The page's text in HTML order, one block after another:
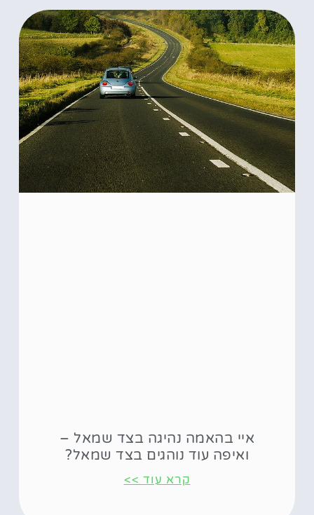
איי בהאמה נהיגה בצד שמאל –
ואיפה עוד נוהגים בצד שמאל?
קרא עוד >>